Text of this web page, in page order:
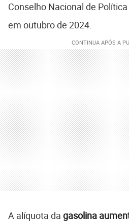
Conselho Nacional de
em outubro de 2024.
A alíquota da gasolina